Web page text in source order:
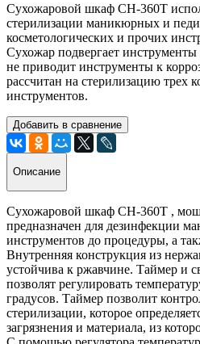
Сухожаровой шкаф CH-360T
стерилизации маникюрных и
косметологических и прочих
Сухожар подвергает инструменты
не приводит инструменты к
рассчитан на стерилизацию трех
инструментов.
Добавить в сравнение
Описание
Сухожаровой шкаф CH-360T ,
предназначен для дезинфекции
инструментов до процедуры, а
Внутренняя конструкция из
устойчива к ржавчине. Таймер и
позволят регулировать
градусов. Таймер позволит
стерилизации, которое
загрязнения и материала, из